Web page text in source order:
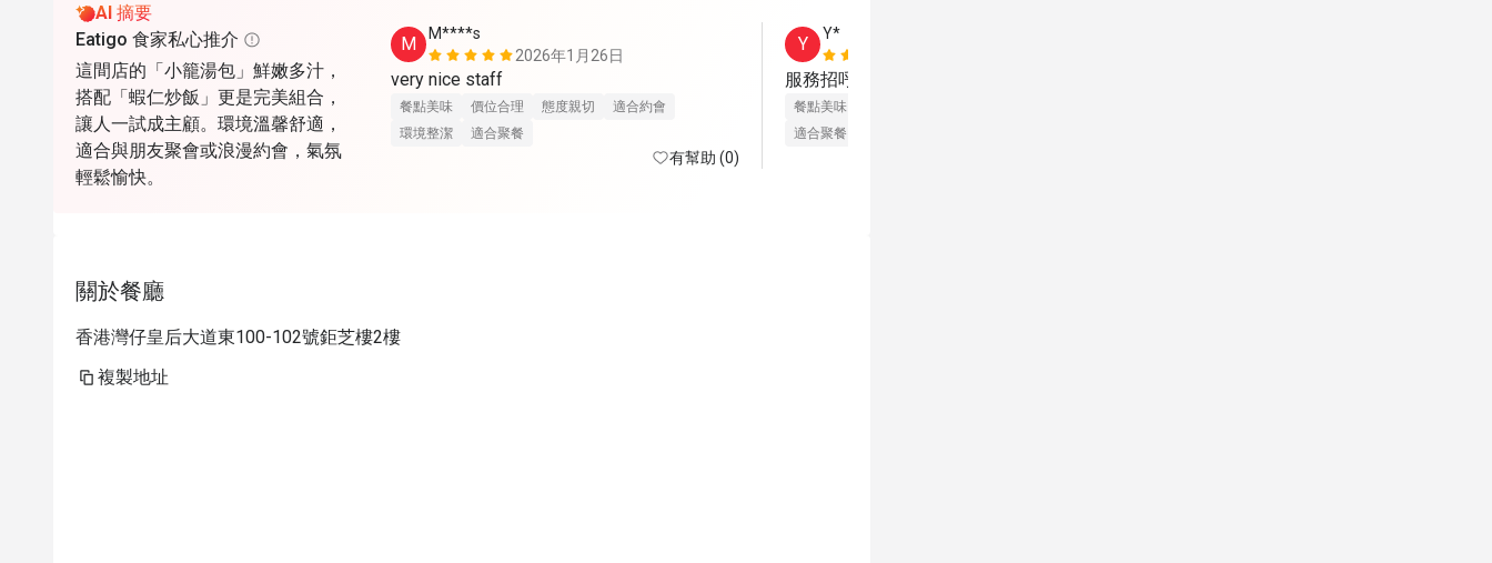
AI 摘要
Eatigo 食家私心推介
這間店的「小籠湯包」鮮嫩多汁，
搭配「蝦仁炒飯」更是完美組合，
讓人一試成主顧。環境溫馨舒適，
適合與朋友聚會或浪漫約會，氣氛
輕鬆愉快。
M
M****s
2026年1月26日
very nice staff
餐點美味 價位合理 態度親切
適合約會
環境整潔
適合聚餐
有幫助 (0)
Y
Y*
服務招呼好,食物也非常滿意👍👍👍
餐點美味
適合聚餐
關於餐廳
香港灣仔皇后大道東100-102號鉅芝樓2樓
複製地址